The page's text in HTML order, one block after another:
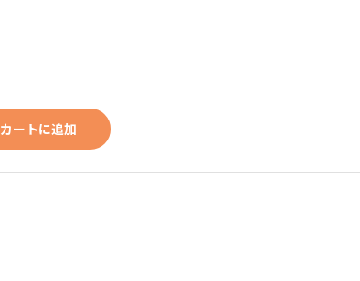
カートに追加